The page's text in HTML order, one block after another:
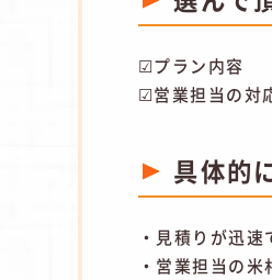
☑プラン内容
☑営業担当の対
具体的
・見積りが迅
・営業担当の